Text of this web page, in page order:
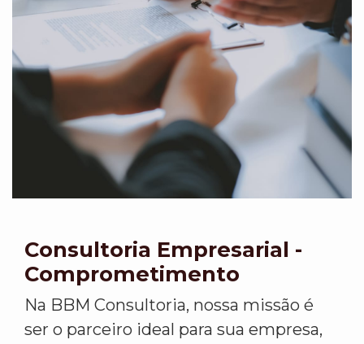
Consultoria Empresarial -
Comprometimento
Na BBM Consultoria, nossa missão é
ser o parceiro ideal para sua empresa,